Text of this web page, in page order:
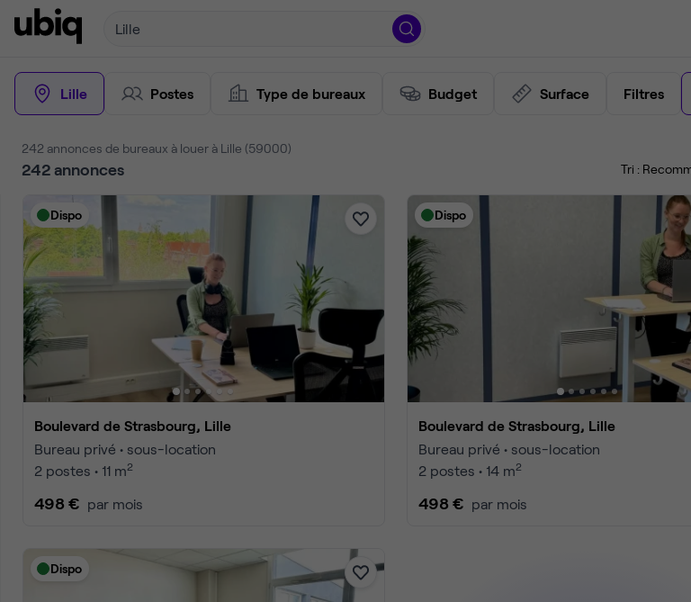
Lille
Lille Postes Type de bureaux Budget Surface Filtres
242 annonces de bureaux à louer à Lille (59000)
242 annonces Tri :
Dispo
Boulevard de Strasbourg, Lille
Bureau privé • sous-location
2 postes • 11 m2
498 € par mois
Dispo
Boulevard de Strasbourg, Lille
Bureau privé • sous-location
2 postes • 14 m2
498 € par mois
Dispo